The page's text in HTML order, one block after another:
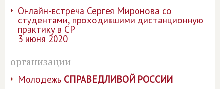
Онлайн-встреча Сергея Миронова со
студентами, проходившими дистанционную
практику в СР
3 июня 2020
организации
Молодежь СПРАВЕДЛИВОЙ РОССИИ